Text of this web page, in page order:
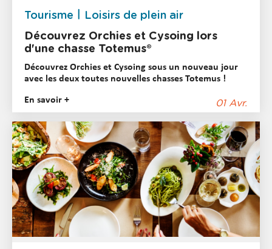
Tourisme
Loisirs de plein air
Découvrez Orchies et Cysoing lors
d'une chasse Totemus®
Découvrez Orchies et Cysoing sous un nouveau jour
avec les deux toutes nouvelles chasses Totemus !
En savoir + 01 Avr.